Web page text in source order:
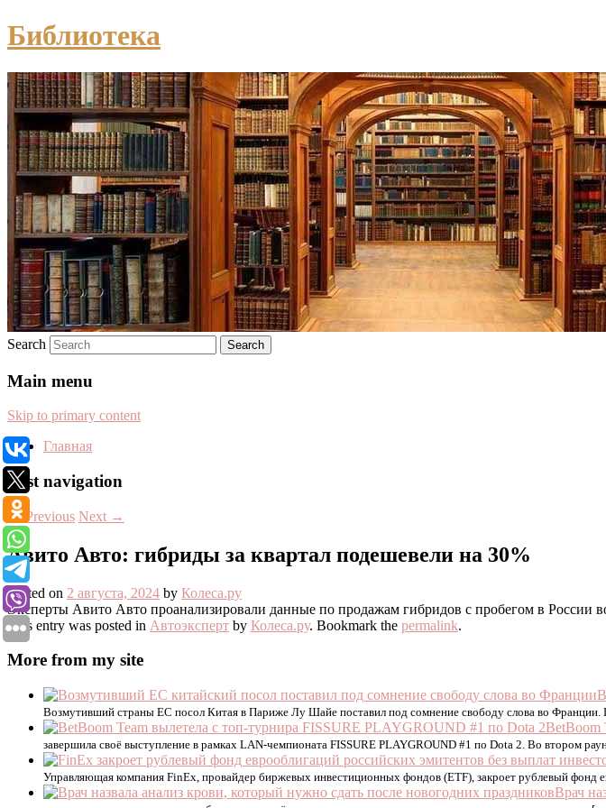
Библиотека
Search
Main menu
Skip to primary content
Главная
Post navigation
←Previous Next →
Авито Авто: гибриды за квартал подешевели на 30%
Posted on 2 августа, 2024 by Колеса.ру
Эксперты Авито Авто проанализировали данные по продажам гибридов с пробегом в России
This entry was posted in Автоэксперт by Колеса.ру. Bookmark the permalink.
More from my site
Возмутивший страны ЕС посол Китая в Париже Лу Шайе поставил под сомнение свободу слова во
BetBoom
завершила своё выступление в рамках LAN-чемпионата FISSURE PLAYGROUND #1 по Dota 2. Во втором
Управляющая компания FinEx, провайдер биржевых инвестиционных фондов (ETF), закроет рублевый фонд
Врач